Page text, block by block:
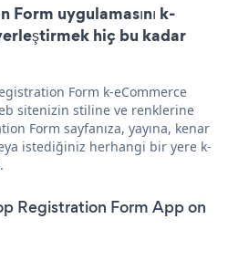
uygulamasını k-
hiç bu kadar
Form k-eCommerce
sitenizin stiline ve renklerine
Form sayfanıza, yayına, kenar
istediğiniz herhangi bir yere k-
Registration Form App on